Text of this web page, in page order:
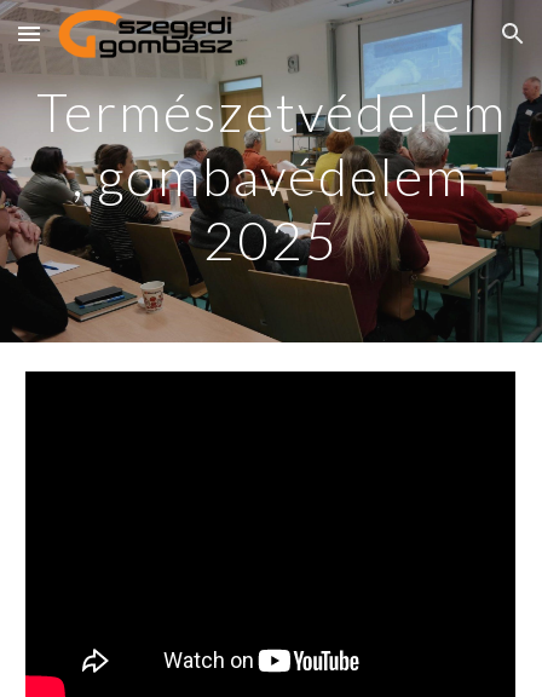
Skip to main content Skip to navigation
Természetvédelem
, gombavédelem
2025